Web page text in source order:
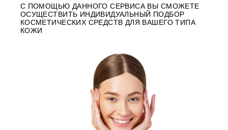
С ПОМОЩЬЮ ДАННОГО СЕРВИСА ВЫ СМОЖЕТЕ
ОСУЩЕСТВИТЬ ИНДИВИДУАЛЬНЫЙ ПОДБОР
КОСМЕТИЧЕСКИХ СРЕДСТВ ДЛЯ ВАШЕГО ТИПА
КОЖИ